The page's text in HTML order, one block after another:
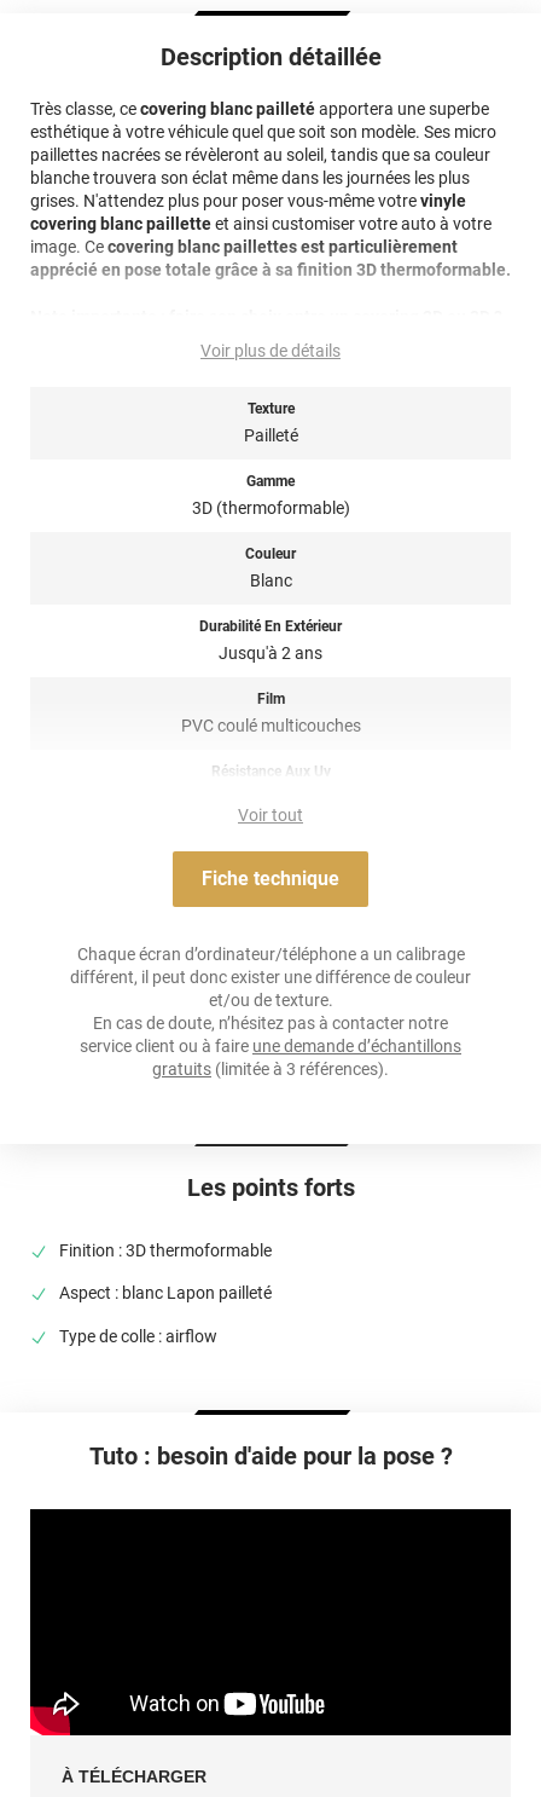
Les points forts
Finition : 3D thermoformable
Aspect : blanc Lapon pailleté
Type de colle : airflow
Description détaillée
Très classe, cecovering blanc pailletéapportera une superbe
esthétique à votre véhicule quel que soit son modèle. Ses micro
paillettes nacrées se révèleront au soleil, tandis que sa couleur
blanche trouvera son éclat même dans les journées les plus
grises. N'attendez plus pour poser vous-même votrevinyle
covering blanc pailletteet ainsi customiser votre auto à votre
image. Cecovering blanc paillettes est particulièrement
apprécié en pose totale grâce à sa finition 3D thermoformable.
film de coveringdispose d’une finition 3D, c’est-à-
(décapeur thermique ou sèche-cheveux), il est conseillé dans la
pose de covering sur tout type de surface, planes à très
partiel coveringcomme des rétroviseurs par
exemple. Un doute ? N’hésitez pas à contacter notre équipe pour
HX20BLPB.
Voir plus de détails
Texture
Pailleté
Gamme
3D (thermoformable)
Couleur
Blanc
Durabilité En Extérieur
Jusqu'à 2 ans
Film
PVC coulé multicouches
Résistance Aux Uv
Acrylique solvant, sensible à la pression, repositionnable
Épaisseur
100 µ
Température D'application
Température D'utilisation
Voir tout
Fiche technique
Chaque écran d’ordinateur/téléphone a un calibrage
différent, il peut donc exister une différence de couleur
et/ou de texture.
En cas de doute, n’hésitez pas à contacter notre
service client ou à faire une demande d’échantillons
gratuits (limitée à 3 références).
Tuto : besoin d'aide pour la pose ?
À TÉLÉCHARGER